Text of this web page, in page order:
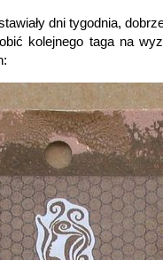
dni tygodnia,
kolejnego taga na